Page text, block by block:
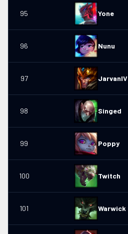
95 Yone
96 Nunu
97 JarvanIV
98 Singed
99 Poppy
100 Twitch
101 Warwick